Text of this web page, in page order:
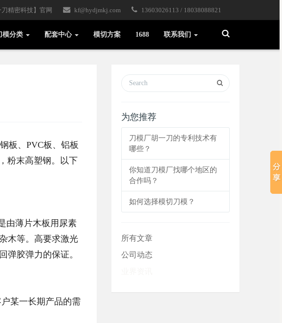
精密科技】官网 kf@hydjmkj.com 13603026113 / 18038088821
Toggle
Search
模分类 配套中心 模切方案 1688 联系我们
板、PVC板、铝板
粉末高塑钢。以下
由薄片木板用尿素
木等。高要求激光
弹胶弹力的保证。
某一长期产品的需
为您推荐
刀模厂胡一刀的专利技术有
哪些？
你知道刀模厂找哪个地区的
合作吗？
如何选择模切刀模？
所有文章
公司动态